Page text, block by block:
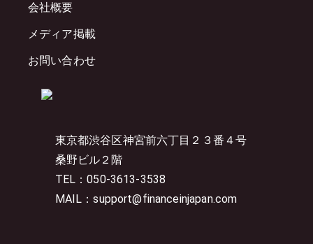
東京都渋谷区神宮前六丁目２３番４号
桑野ビル２階
TEL：050-3613-3538
MAIL：support@financeinjapan.com
会社概要
メディア掲載
お問い合わせ